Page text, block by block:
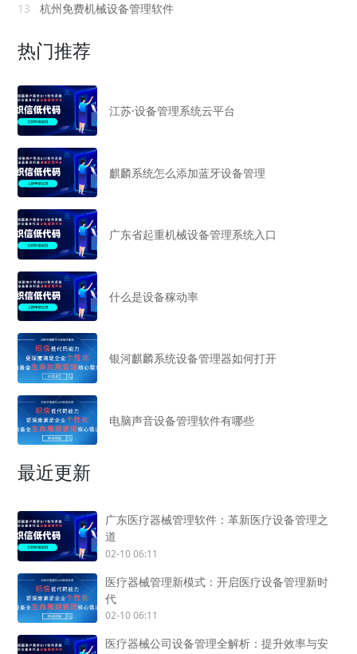
13
杭州免费机械设备管理软件
热门推荐
江苏·设备管理系统云平台
麒麟系统怎么添加蓝牙设备管理
广东省起重机械设备管理系统入口
什么是设备稼动率
银河麒麟系统设备管理器如何打开
电脑声音设备管理软件有哪些
最近更新
广东医疗器械管理软件：革新医疗设备管理之
道
02-10 06:11
医疗器械管理新模式：开启医疗设备管理新时
代
02-10 06:11
医疗器械公司设备管理全解析：提升效率与安